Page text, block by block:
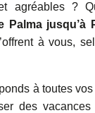
agréables ?
Palma jusqu’à
à vous,
à toutes
des vacances